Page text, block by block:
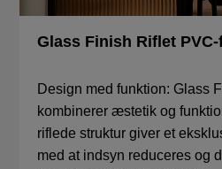
Glass Finish Riflet
Design med funktion: Glass
kombinerer æstetik og
riflede struktur giver et
med at indsyn reduceres og